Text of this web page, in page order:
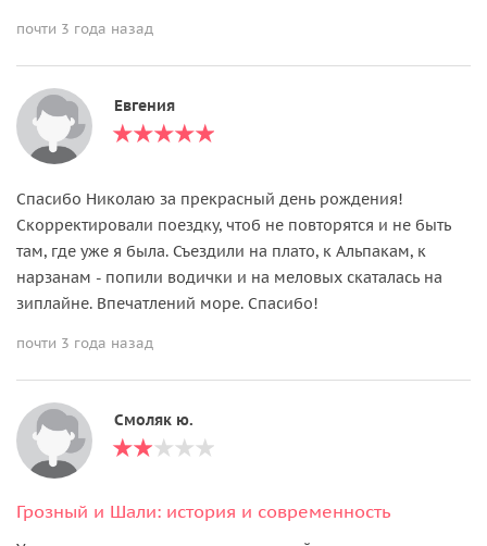
почти 3 года назад
Евгения
Спасибо Николаю за прекрасный день рождения!
Скорректировали поездку, чтоб не повторятся и не быть
там, где уже я была. Съездили на плато, к Альпакам, к
нарзанам - попили водички и на меловых скаталась на
зиплайне. Впечатлений море. Спасибо!
почти 3 года назад
Смоляк ю.
Грозный и Шали: история и современность